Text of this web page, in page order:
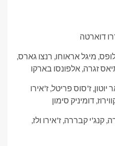
דוארטה
מיגל אראוחו, רנצו גארס,
זגרה, אלפונסו בארקו
ז'סוס פריטל, ז'אירו
דומיניק סימון
קנג'י קבררה, ז'אירו ולז,